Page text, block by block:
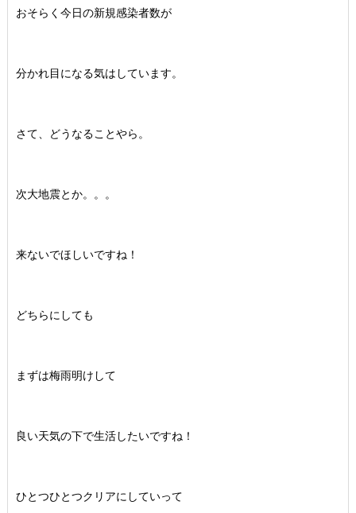
おそらく今日の新規感染者数が
分かれ目になる気はしています。
さて、どうなることやら。
次大地震とか。。。
来ないでほしいですね！
どちらにしても
まずは梅雨明けして
良い天気の下で生活したいですね！
ひとつひとつクリアにしていって